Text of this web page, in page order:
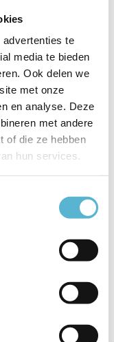
te
media te bieden
Ook delen we
met onze
en analyse. Deze
met andere
of die ze hebben
hun services.
Hanglamp Clear
€575,00
dit product..